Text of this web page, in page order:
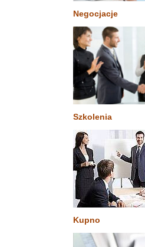
Negocjacje
Szkolenia
Kupno